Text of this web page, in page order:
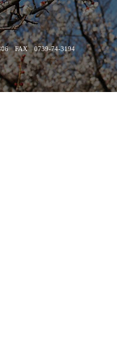
FAX 0739-74-3194